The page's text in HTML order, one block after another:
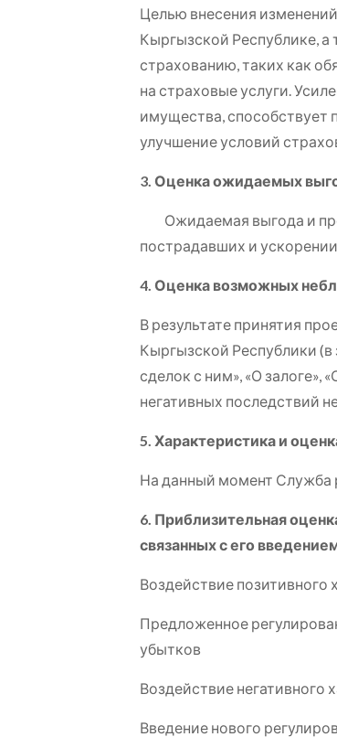
Целью внесения
Кыргызской Республике,
страхованию, таких как
на страховые услуги.
имущества, способствует
улучшение условий
3. Оценка ожидаемых
Ожидаемая выгода и
пострадавших и
4. Оценка возможных
В результате принятия
Кыргызской Республики
сделок с ним», «О
негативных последствий
5. Характеристика и
На данный момент Служба
6. Приблизительная
связанных с его
Воздействие позитивного
Предложенное
убытков
Воздействие негативного
Введение нового